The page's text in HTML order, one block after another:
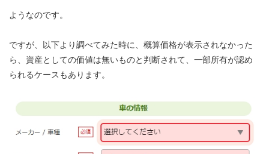
ようなのです。
ですが、以下より調べてみた時に、概算価格が表示されなかった
ら、資産としての価値は無いものと判断されて、一部所有が認め
られるケースもあります。